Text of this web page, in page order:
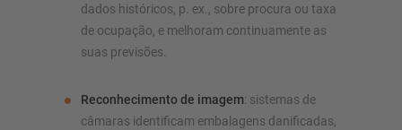
dados históricos, p. ex., sobre procura ou taxa
de ocupação, e melhoram continuamente as
suas previsões.
Reconhecimento de imagem: sistemas de
câmaras identificam embalagens danificadas,